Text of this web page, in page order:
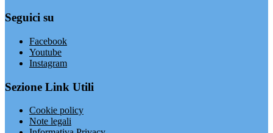
Seguici su
Facebook
Youtube
Instagram
Sezione Link Utili
Cookie policy
Note legali